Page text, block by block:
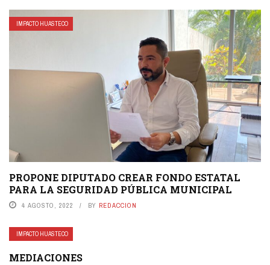
IMPACTO HUASTECO
PROPONE DIPUTADO CREAR FONDO ESTATAL
PARA LA SEGURIDAD PÚBLICA MUNICIPAL
4 AGOSTO, 2022 BY REDACCION
IMPACTO HUASTECO
MEDIACIONES